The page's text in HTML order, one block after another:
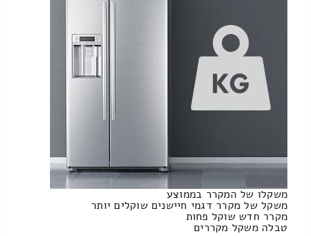
משקלו של המקרר בממוצע
משקל של מקרר דגמי חיישנים שוקלים יותר
מקרר חדש שוקל פחות
טבלה משקל מקררים